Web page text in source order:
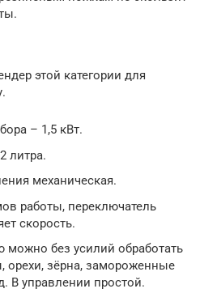
этой категории для
– 1,5 кВт.
литра.
механическая.
работы, переключатель
скорость.
без усилий обработать
орехи, зёрна, замороженные
В управлении простой.